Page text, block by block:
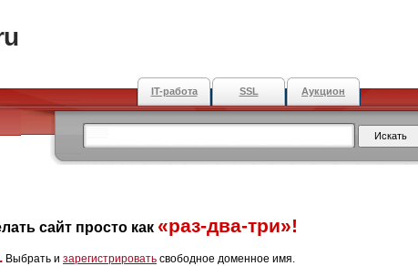
IT-работа SSL Аукцион
сайт просто как «раз-два-три»!
Выбрать и зарегистрировать свободное доменное имя.